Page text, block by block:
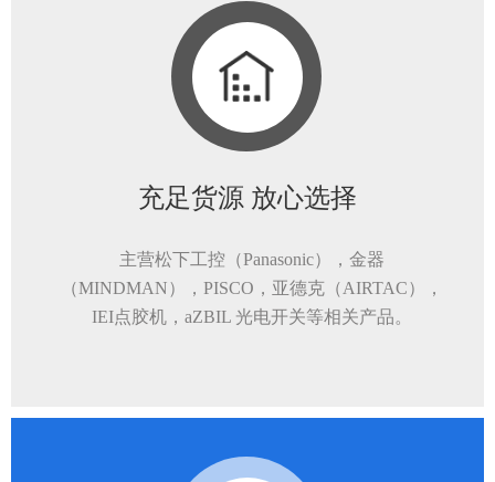
充足货源 放心选择
主营松下工控（Panasonic），金器
（MINDMAN），PISCO，亚德克（AIRTAC），
IEI点胶机，aZBIL 光电开关等相关产品。